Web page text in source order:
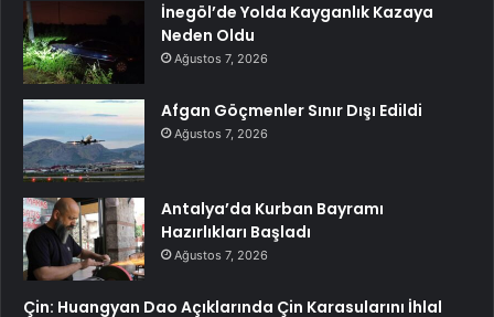
İnegöl’de Yolda Kayganlık Kazaya
Neden Oldu
Ağustos 7, 2026
Afgan Göçmenler Sınır Dışı Edildi
Ağustos 7, 2026
Antalya’da Kurban Bayramı
Hazırlıkları Başladı
Ağustos 7, 2026
Çin: Huangyan Dao Açıklarında Çin Karasularını İhlal